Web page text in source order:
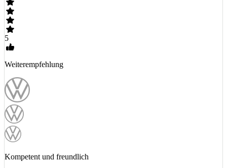
5
Weiterempfehlung
Kompetent und freundlich